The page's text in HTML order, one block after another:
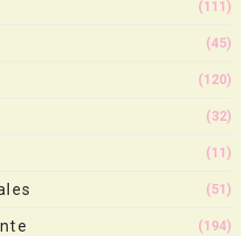
(111)
(45)
(120)
(32)
(11)
(51)
(194)